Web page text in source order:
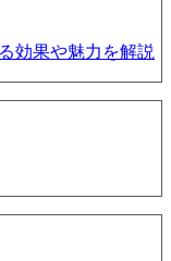
効果や魅力を解説